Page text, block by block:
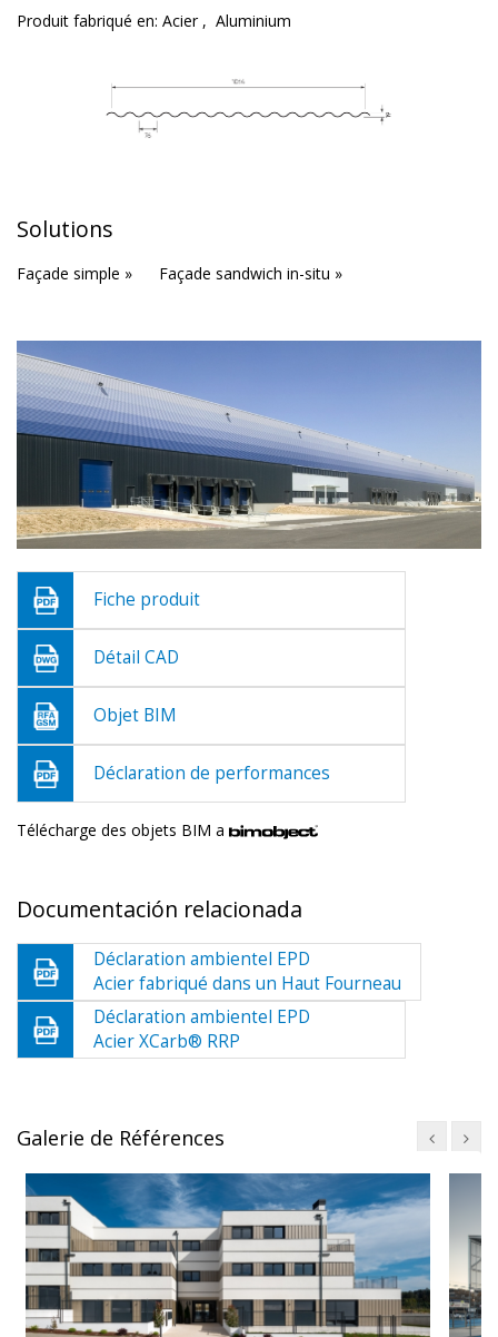
Produit fabriqué en: Acier, Aluminium
Solutions
Façade simple » Façade sandwich in-situ »
Fiche produit
Détail CAD
Objet BIM
Déclaration de performances
Télécharge des objets BIM a
Documentación relacionada
Déclaration ambientel EPD
Acier fabriqué dans un Haut Fourneau
Déclaration ambientel EPD
Acier XCarb® RRP
Galerie de Références